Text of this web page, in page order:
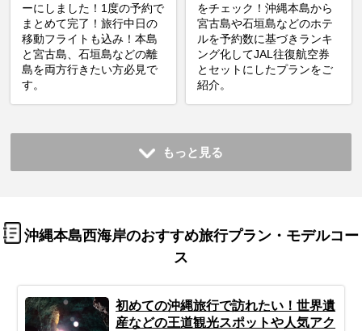
ーにしました！1度の予約で
まとめて完了！旅行中日の
移動フライトも込み！本島
と宮古島、石垣島などの離
島を両方行きたい方必見で
す。
をチェック！沖縄本島から
宮古島や石垣島などのホテ
ルを予約数に基づきランキ
ング化してJAL往復航空券
とセットにしたプランをご
紹介。
もっと見る
沖縄本島西海岸のおすすめ旅行プラン・モデルコー
ス
初めての沖縄旅行で訪れたい！世界遺
産などの王道観光スポットや人気アク